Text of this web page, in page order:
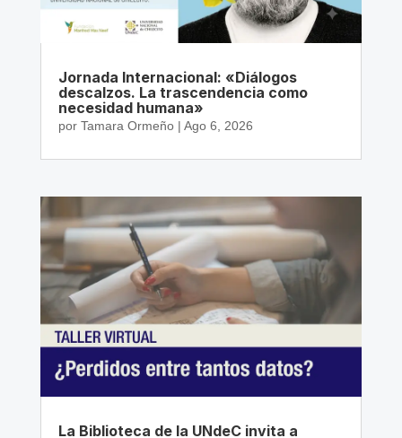
Jornada Internacional: «Diálogos
descalzos. La trascendencia como
necesidad humana»
por Tamara Ormeño| Ago 6, 2026
La Biblioteca de la UNdeC invita a